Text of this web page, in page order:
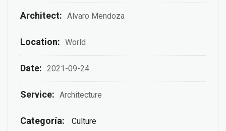
Architect: Alvaro Mendoza
Location: World
Date: 2021-09-24
Service: Architecture
Categoría: Culture